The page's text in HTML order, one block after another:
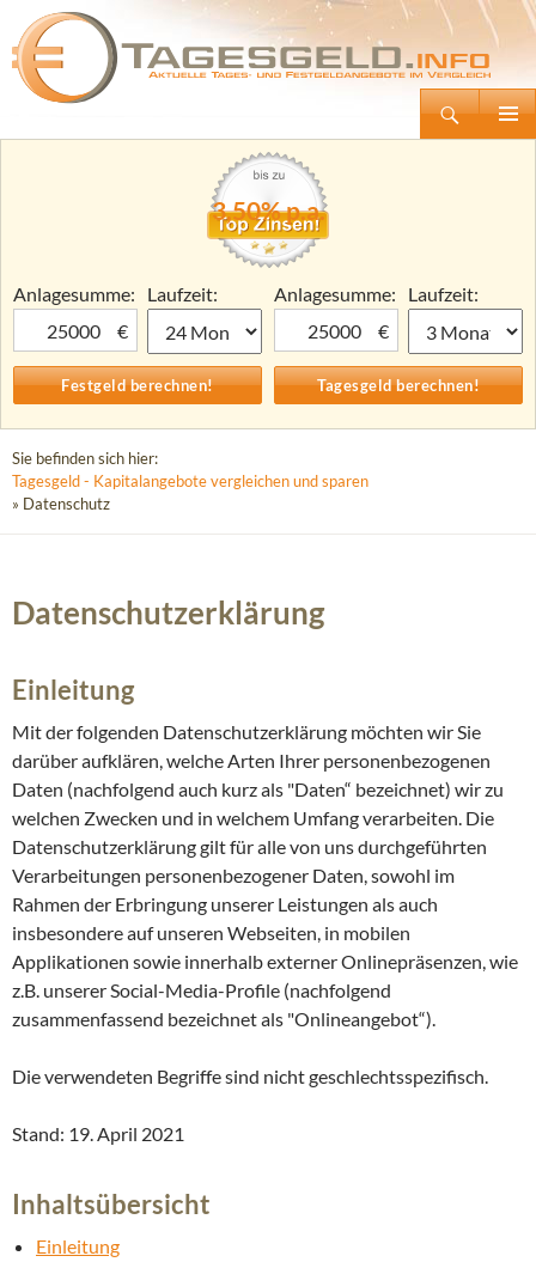
Tagesgeld.info – Tagesgeldkonten vergleichen und Tagesgeld-Zinsen berechnen
Zum
3,50% p.a.
Anlagesumme:
€
Laufzeit:
Anlagesumme:
€
Laufzeit:
Sie befinden sich hier:
Tagesgeld - Kapitalangebote vergleichen und sparen
» Datenschutz
Datenschutzerklärung
Einleitung
Mit der folgenden Datenschutzerklärung möchten wir Sie
darüber aufklären, welche Arten Ihrer personenbezogenen
Daten (nachfolgend auch kurz als "Daten“ bezeichnet) wir zu
welchen Zwecken und in welchem Umfang verarbeiten. Die
Datenschutzerklärung gilt für alle von uns durchgeführten
Verarbeitungen personenbezogener Daten, sowohl im
Rahmen der Erbringung unserer Leistungen als auch
insbesondere auf unseren Webseiten, in mobilen
Applikationen sowie innerhalb externer Onlinepräsenzen, wie
z.B. unserer Social-Media-Profile (nachfolgend
zusammenfassend bezeichnet als "Onlineangebot“).
Die verwendeten Begriffe sind nicht geschlechtsspezifisch.
Stand: 19. April 2021
Inhaltsübersicht
Einleitung